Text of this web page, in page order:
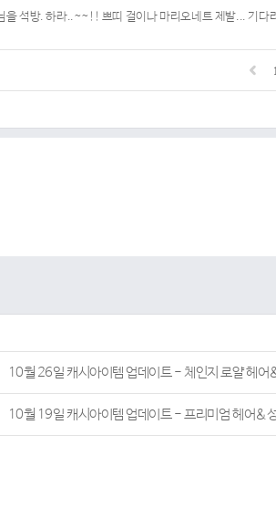
을 석방. 하라..~~!! 쁘띠 걸이나 마리오네트 제발... 기다
10월 26일 캐시아이템 업데이트 - 체인지 로얄 헤어
10월 19일 캐시아이템 업데이트 - 프리미엄 헤어&